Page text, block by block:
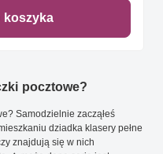
koszyka
pocztowe?
Samodzielnie zacząłeś
dziadka klasery pełne
znajdują się w nich